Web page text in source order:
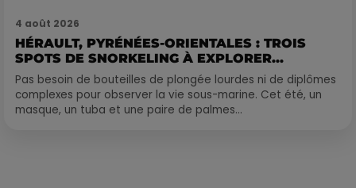
4 août 2026
HÉRAULT, PYRÉNÉES-ORIENTALES : TROIS
SPOTS DE SNORKELING À EXPLORER...
Pas besoin de bouteilles de plongée lourdes ni de diplômes
complexes pour observer la vie sous-marine. Cet été, un
masque, un tuba et une paire de palmes...